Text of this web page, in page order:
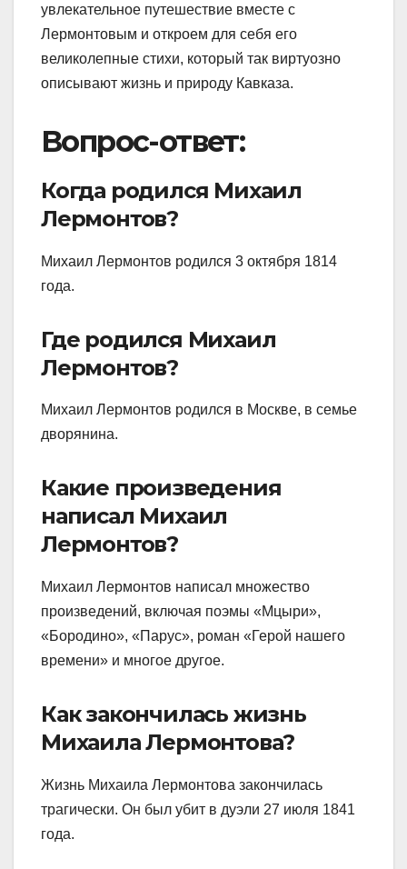
увлекательное путешествие вместе с
Лермонтовым и откроем для себя его
великолепные стихи, который так виртуозно
описывают жизнь и природу Кавказа.
Вопрос-ответ:
Когда родился Михаил
Лермонтов?
Михаил Лермонтов родился 3 октября 1814
года.
Где родился Михаил
Лермонтов?
Михаил Лермонтов родился в Москве, в семье
дворянина.
Какие произведения
написал Михаил
Лермонтов?
Михаил Лермонтов написал множество
произведений, включая поэмы «Мцыри»,
«Бородино», «Парус», роман «Герой нашего
времени» и многое другое.
Как закончилась жизнь
Михаила Лермонтова?
Жизнь Михаила Лермонтова закончилась
трагически. Он был убит в дуэли 27 июля 1841
года.